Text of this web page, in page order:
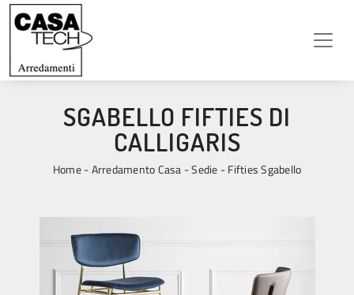
SGABELLO FIFTIES DI
CALLIGARIS
Home-Arredamento Casa -Sedie -Fifties Sgabello